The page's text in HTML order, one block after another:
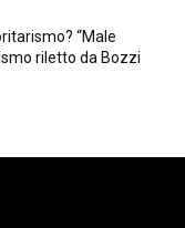
“Male
riletto da Bozzi